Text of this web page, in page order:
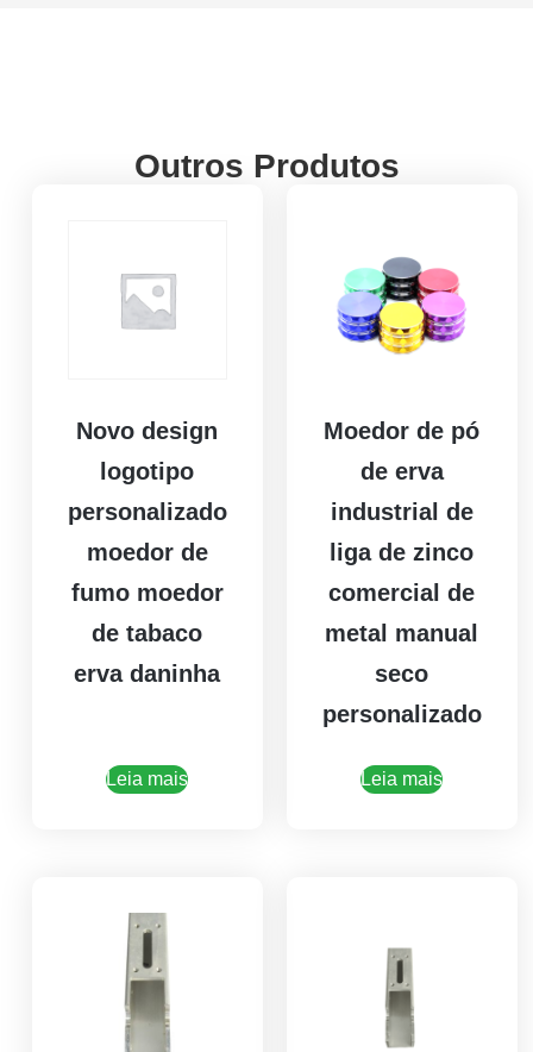
Outros Produtos
Novo design
logotipo
personalizado
moedor de
fumo moedor
de tabaco
erva daninha
Leia mais
Moedor de pó
de erva
industrial de
liga de zinco
comercial de
metal manual
seco
personalizado
Leia mais